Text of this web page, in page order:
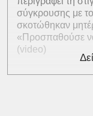
σύγκρουσης με
σκοτώθηκαν
«Προσπαθούσε να
(video)